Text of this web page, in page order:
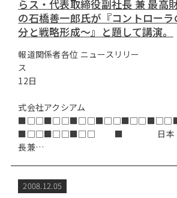
らス・代表取締役副社長 兼 最高
の石橋善一郎氏が『コントロー
分と戦略形成～』と題して講演。
報道関係者各位 ニュースリリー
ス 2008年
12日
式会社アクシアム
■□□■□□■□□ ■ 日本トイザ
長兼…
2008.12.05